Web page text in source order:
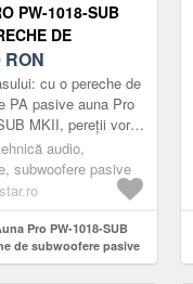
PW-1018-SUB
DE
PASIVE PA,
")
600 W
RON
cu o pereche de
PA pasive auna Pro
MKII, pereții vor
și
PA
audio,
subwoofere pasive
Pro PW-1018-SUB
de subwoofere pasive
(18 ") subwoofer, 600 W